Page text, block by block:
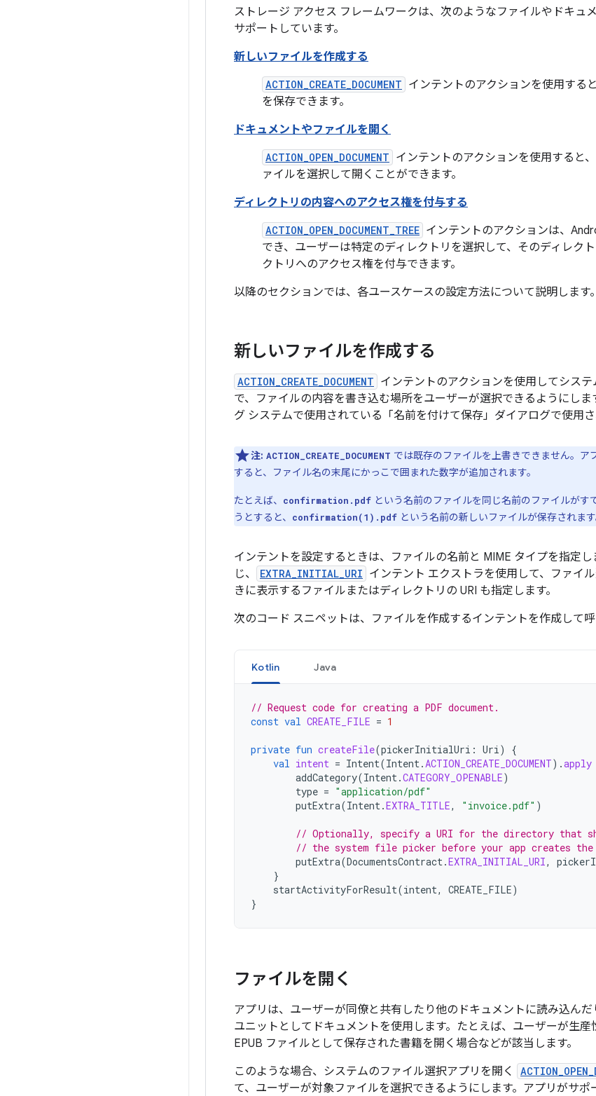
ストレージ アクセス フレームワークは、次のようなファイルやドキュ
サポートしています。
新しいファイルを作成する
ACTION_CREATE_DOCUMENT インテントのアクションを使用する
を保存できます。
ドキュメントやファイルを開く
ACTION_OPEN_DOCUMENT インテントのアクションを使用すると
ァイルを選択して開くことができます。
ディレクトリの内容へのアクセス権を付与する
ACTION_OPEN_DOCUMENT_TREE インテントのアクションは、
でき、ユーザーは特定のディレクトリを選択して、そのディレク
クトリへのアクセス権を付与できます。
以降のセクションでは、各ユースケースの設定方法について説明します。
新しいファイルを作成する
ACTION_CREATE_DOCUMENT インテントのアクションを使用してシス
で、ファイルの内容を書き込む場所をユーザーが選択できるようにし
グ システムで使用されている「名前を付けて保存」ダイアログで使用さ
注: ACTION_CREATE_DOCUMENT では既存のファイルを上書きできません。ア
すると、ファイル名の末尾にかっこで囲まれた数字が追加されます。
たとえば、 confirmation.pdf という名前のファイルを同じ名前のファイルがす
うとすると、
confirmation(1).pdf という名前の新しいファイルが保存されます
インテントを設定するときは、ファイルの名前と MIME タイプを指定し
じ、
EXTRA_INITIAL_URI インテント エクストラを使用して、ファイ
きに表示するファイルまたはディレクトリの URI も指定します。
次のコード スニペットは、ファイルを作成するインテントを作成して呼
Kotlin Java
// Request code for creating a PDF document.
const val CREATE_FILE = 1
private fun createFile(pickerInitialUri : Uri)
{
val intent = Intent(Intent.ACTION_CREATE_DOCUMENT).apply
addCategory(Intent.CATEGORY_OPENABLE)
type = "application/pdf"
putExtra(Intent.EXTRA_TITLE, "invoice.pdf" )
// Optionally, specify a URI for the directory that
// the system file picker before your app creates the
putExtra(DocumentsContract.EXTRA_INITIAL_URI,
}
startActivityForResult(intent, CREATE_FILE)
}
ファイルを開く
アプリは、ユーザーが同僚と共有したり他のドキュメントに読み込ん
ユニットとしてドキュメントを使用します。たとえば、ユーザーが生産
EPUB ファイルとして保存された書籍を開く場合などが該当します。
このような場合、システムのファイル選択アプリを開く
て、ユーザーが対象ファイルを選択できるようにします。アプリがサ